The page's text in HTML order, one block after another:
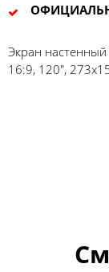
Экран
16:9, 120",